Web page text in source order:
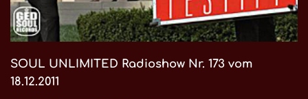
SOUL UNLIMITED Radioshow Nr. 173 vom
18.12.2011